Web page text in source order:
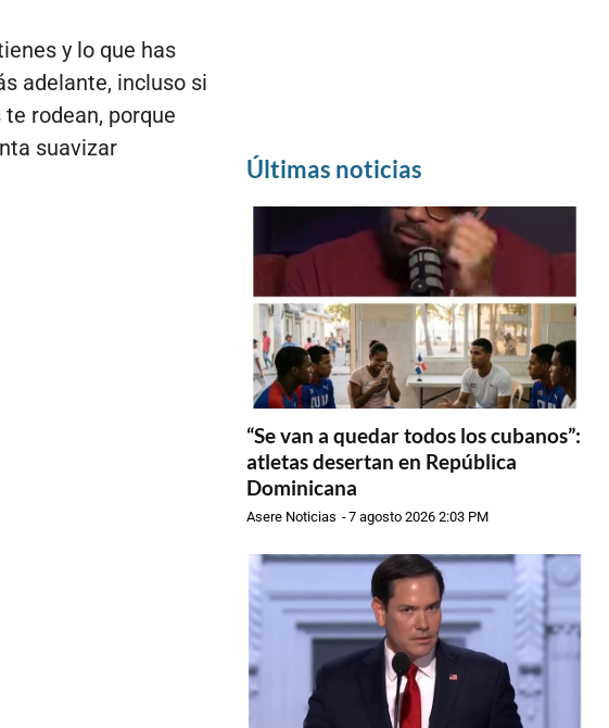
y lo que has
adelante, incluso si
rodean, porque
suavizar
Últimas noticias
“Se van a quedar todos los cubanos”:
atletas desertan en República
Dominicana
Asere Noticias -7 agosto 2026 2:03 PM